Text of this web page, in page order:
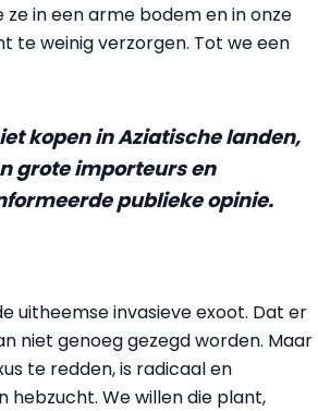
in een arme bodem en in onze
te weinig verzorgen. Tot we een
kopen in Aziatische landen,
grote importeurs en
publieke opinie.
uitheemse invasieve exoot. Dat er
niet genoeg gezegd worden. Maar
te redden, is radicaal en
hebzucht. We willen die plant,